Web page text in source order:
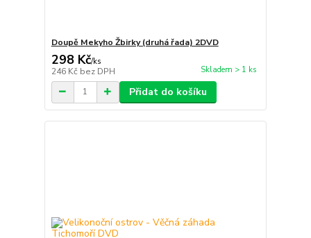
Doupě Mekyho Žbirky (druhá řada) 2DVD
298 Kč/ks
246 Kč bez DPH Skladem > 1 ks
Přidat do košíku